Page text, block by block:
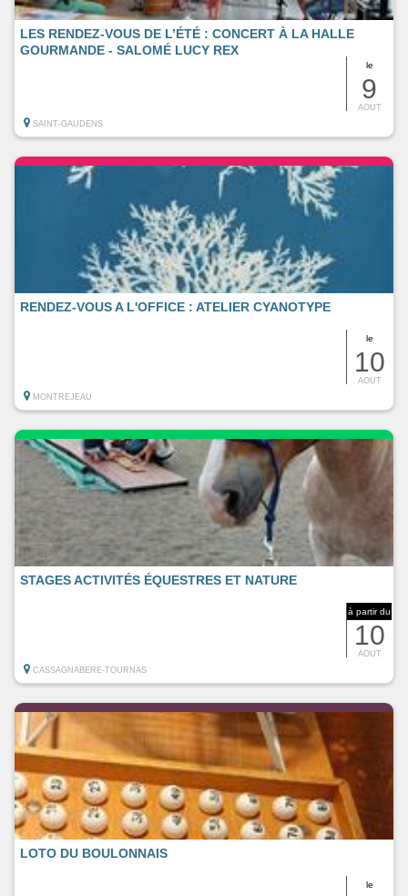
le
9
AOUT
LES RENDEZ-VOUS DE L’ÉTÉ : CONCERT À LA HALLE
GOURMANDE - SALOMÉ LUCY REX
SAINT-GAUDENS
le
10
AOUT
RENDEZ-VOUS A L'OFFICE : ATELIER CYANOTYPE
MONTREJEAU
à partir du
10
AOUT
STAGES ACTIVITÉS ÉQUESTRES ET NATURE
CASSAGNABERE-TOURNAS
le
LOTO DU BOULONNAIS